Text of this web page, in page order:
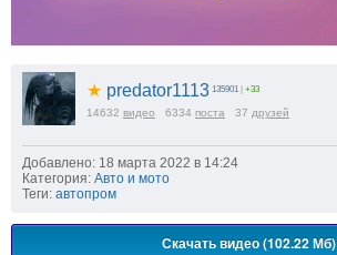
★ predator1113 135901 +33
14632 видео 6334 поста 37 друзей
Добавлено: 18 марта 2022 в 14:24
Категория: Авто и мото
Теги: автопром
Скачать видео (102.22 Мб)